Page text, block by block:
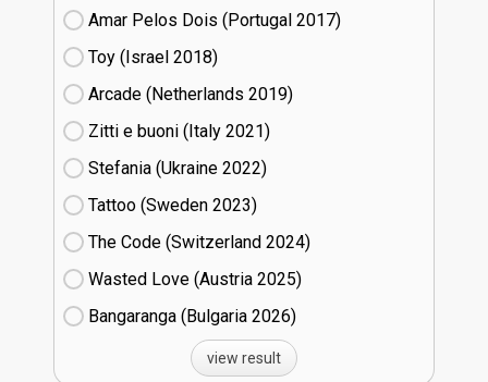
Amar Pelos Dois (Portugal
17)
Toy (Israel
18)
Arcade (Netherlands
19)
Zitti e buoni​ (Italy
21)
Stefania (Ukraine
22)
Tattoo (Sweden
23)
The Code (Switzerland
24)
Wasted Love (Austria
25)
Bangaranga (Bulgaria
26)
view result